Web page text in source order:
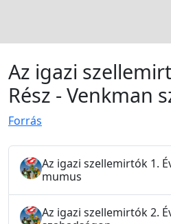
Az igazi
Rész - Venkman
Forrás
Az igazi szellemirtók 1.
mumus
Az igazi szellemirtók 2.